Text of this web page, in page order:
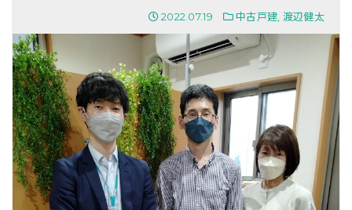
2022.07.19 中古戸建 渡辺健太